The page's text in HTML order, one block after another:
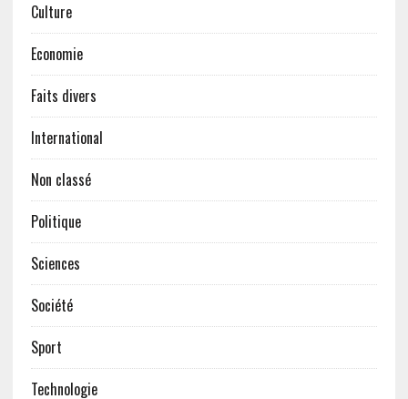
Culture
Economie
Faits divers
International
Non classé
Politique
Sciences
Société
Sport
Technologie